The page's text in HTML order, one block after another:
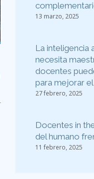
13 marzo, 2025
La inteligencia
necesita
docentes
para mejorar
27 febrero, 2025
Docentes in
del humano
11 febrero, 2025